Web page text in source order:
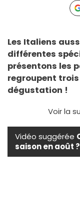
Les Italiens
différentes
présentons les
regroupent trois
dégustation !
Voir la
Vidéo suggérée
saison en août ?